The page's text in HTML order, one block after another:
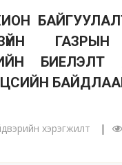
ГАЗРЫН
БИЕЛЭЛТ
хэрэгжилт